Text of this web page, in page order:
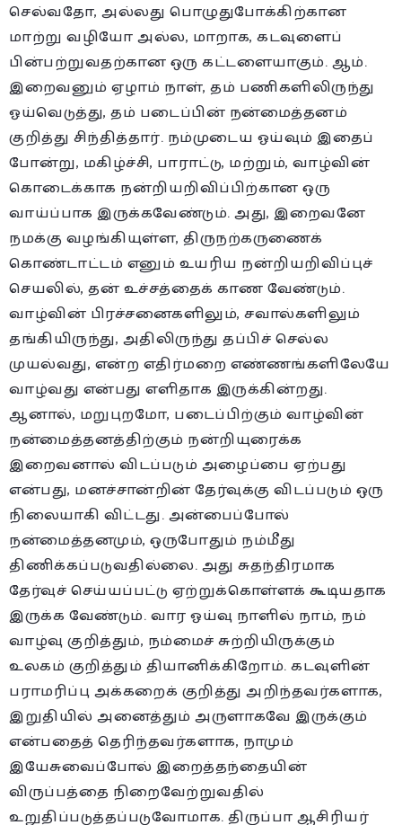
செல்வதோ, அல்லது பொழுதுபோக்கிற்கான
மாற்று வழியோ அல்ல, மாறாக, கடவுளைப்
பின்பற்றுவதற்கான ஒரு கட்டளையாகும். ஆம்.
இறைவனும் ஏழாம் நாள், தம் பணிகளிலிருந்து
ஓய்வெடுத்து, தம் படைப்பின் நன்மைத்தனம்
குறித்து சிந்தித்தார். நம்முடைய ஓய்வும் இதைப்
போன்று, மகிழ்ச்சி, பாராட்டு, மற்றும், வாழ்வின்
கொடைக்காக நன்றியறிவிப்பிற்கான ஒரு
வாய்ப்பாக இருக்கவேண்டும். அது, இறைவனே
நமக்கு வழங்கியுள்ள, திருநற்கருணைக்
கொண்டாட்டம் எனும் உயரிய நன்றியறிவிப்புச்
செயலில், தன் உச்சத்தைக் காண வேண்டும்.
வாழ்வின் பிரச்சனைகளிலும், சவால்களிலும்
தங்கியிருந்து, அதிலிருந்து தப்பிச் செல்ல
முயல்வது, என்ற எதிர்மறை எண்ணங்களிலேயே
வாழ்வது என்பது எளிதாக இருக்கின்றது.
ஆனால், மறுபுறமோ, படைப்பிற்கும் வாழ்வின்
நன்மைத்தனத்திற்கும் நன்றியுரைக்க
இறைவனால் விடப்படும் அழைப்பை ஏற்பது
என்பது, மனச்சான்றின் தேர்வுக்கு விடப்படும் ஒரு
நிலையாகி விட்டது. அன்பைப்போல்
நன்மைத்தனமும், ஒருபோதும் நம்மீது
திணிக்கப்படுவதில்லை. அது சுதந்திரமாக
தேர்வுச் செய்யப்பட்டு ஏற்றுக்கொள்ளக் கூடியதாக
இருக்க வேண்டும். வார ஓய்வு நாளில் நாம், நம்
வாழ்வு குறித்தும், நம்மைச் சுற்றியிருக்கும்
உலகம் குறித்தும் தியானிக்கிறோம். கடவுளின்
பராமரிப்பு அக்கறைக் குறித்து அறிந்தவர்களாக,
இறுதியில் அனைத்தும் அருளாகவே இருக்கும்
என்பதைத் தெரிந்தவர்களாக, நாமும்
இயேசுவைப்போல் இறைத்தந்தையின்
விருப்பத்தை நிறைவேற்றுவதில்
உறுதிப்படுத்தப்படுவோமாக. திருப்பா ஆசிரியர்